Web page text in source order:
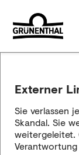
Externer
Sie verlassen
Skandal. Sie
weitergeleitet.